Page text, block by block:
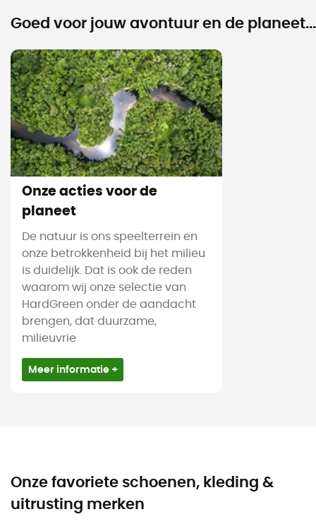
Goed voor jouw avontuur en de planeet...
Onze acties voor de
planeet
De natuur is ons speelterrein en
onze betrokkenheid bij het milieu
is duidelijk. Dat is ook de reden
waarom wij onze selectie van
HardGreen onder de aandacht
brengen, dat duurzame,
milieuvrie
Meer informatie +
Onze favoriete schoenen, kleding &
uitrusting merken